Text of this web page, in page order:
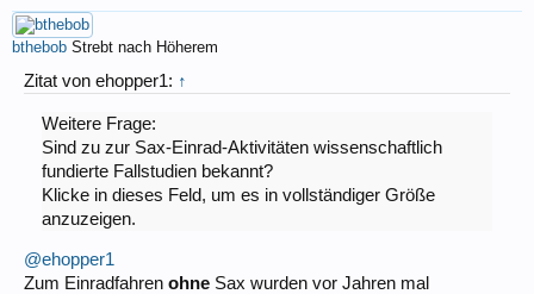
bthebob Strebt nach Höherem
Zitat von ehopper1: ↑
Weitere Frage:
Sind zu zur Sax-Einrad-Aktivitäten wissenschaftlich
fundierte Fallstudien bekannt?
Klicke in dieses Feld, um es in vollständiger Größe
anzuzeigen.
@ehopper1
Zum Einradfahren ohne Sax wurden vor Jahren mal